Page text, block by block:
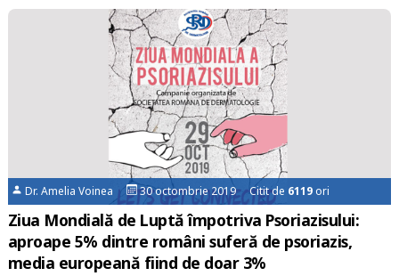
Dr. Amelia Voinea 30 octombrie 2019 Citit de 6119 ori
Ziua Mondială de Luptă împotriva Psoriazisului:
aproape 5% dintre români suferă de psoriazis,
media europeană fiind de doar 3%